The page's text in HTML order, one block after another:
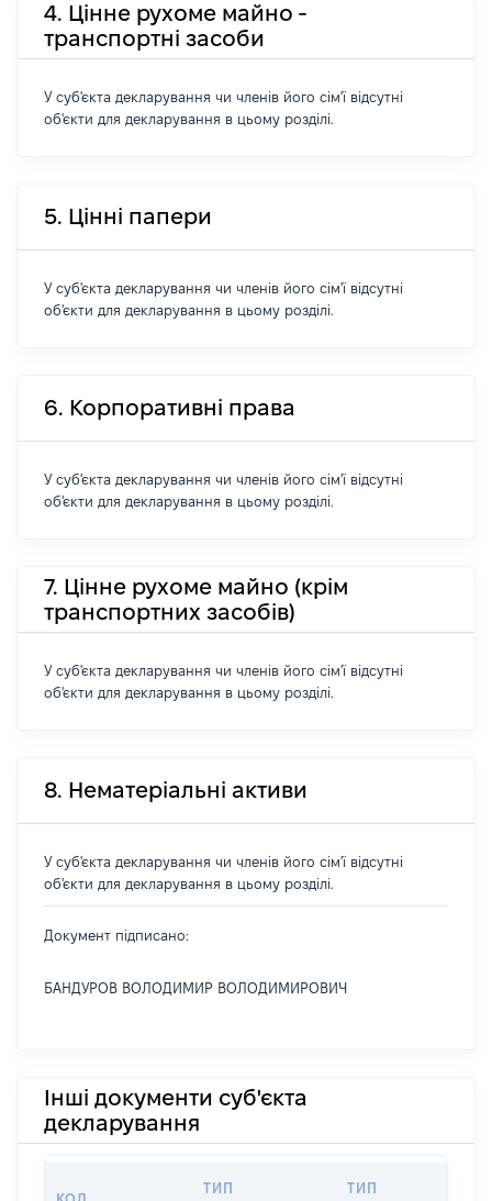
4. Цінне рухоме майно -
транспортні засоби
У суб'єкта декларування чи членів його сім'ї відсутні
об'єкти для декларування в цьому розділі.
5. Цінні папери
У суб'єкта декларування чи членів його сім'ї відсутні
об'єкти для декларування в цьому розділі.
6. Корпоративні права
У суб'єкта декларування чи членів його сім'ї відсутні
об'єкти для декларування в цьому розділі.
7. Цінне рухоме майно (крім
транспортних засобів)
У суб'єкта декларування чи членів його сім'ї відсутні
об'єкти для декларування в цьому розділі.
8. Нематеріальні активи
У суб'єкта декларування чи членів його сім'ї відсутні
об'єкти для декларування в цьому розділі.
Документ підписано:
БАНДУРОВ ВОЛОДИМИР ВОЛОДИМИРОВИЧ
Інші документи суб'єкта
декларування
ТИП
ТИП